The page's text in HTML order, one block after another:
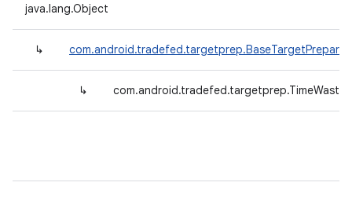
java.lang.Object
↳ com.android.tradefed.targetprep.BaseTargetPreparer
↳ com.android.tradefed.targetprep.TimeWaster